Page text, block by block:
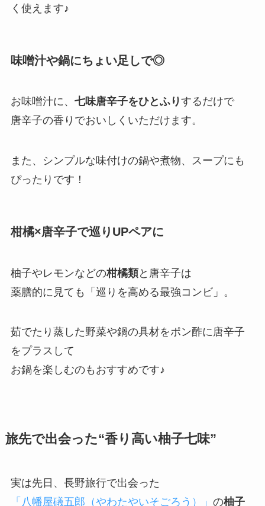
く使えます♪
味噌汁や鍋にちょい足しで◎
お味噌汁に、 七味唐辛子をひとふりするだけで
唐辛子の香りでおいしくいただけます。
また、シンプルな味付けの鍋や煮物、スープにも
ぴったりです！
柑橘×唐辛子で巡りUPペアに
柚子やレモンなどの柑橘類と唐辛子は
薬膳的に見ても「巡りを高める最強コンビ」。
茹でたり蒸した野菜や鍋の具材をポン酢に唐辛子
をプラスして
お鍋を楽しむのもおすすめです♪
旅先で出会った“香り高い柚子七味”
実は先日、長野旅行で出会った
「八幡屋礒五郎（やわたやいそごろう）」 の柚子